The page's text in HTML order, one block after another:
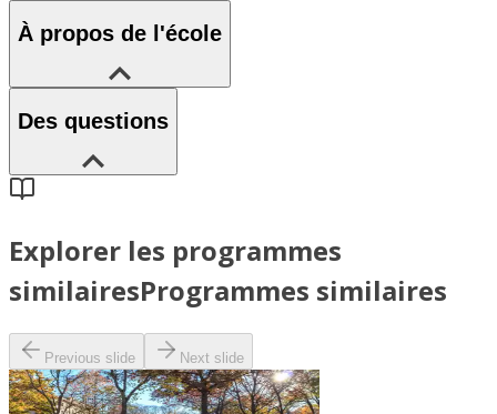
À propos de l'école
Des questions
Explorer les programmes
similairesProgrammes similaires
Previous slide Next slide